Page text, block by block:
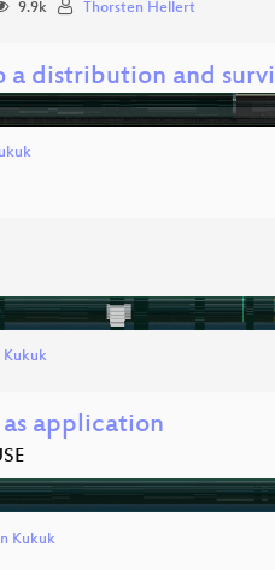
9.9k Thorsten Hellert
distribution and
Kukuk
application
Kukuk